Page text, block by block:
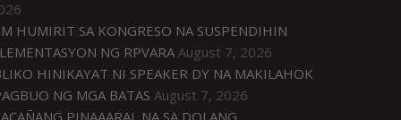
HUMIRIT SA KONGRESO NA SUSPENDIHIN
NG RPVARA August 7, 2026
HINIKAYAT NI SPEAKER DY NA MAKILAHOK
NG MGA BATAS August 7, 2026
PINAAARAL NA SA DOJ ANG